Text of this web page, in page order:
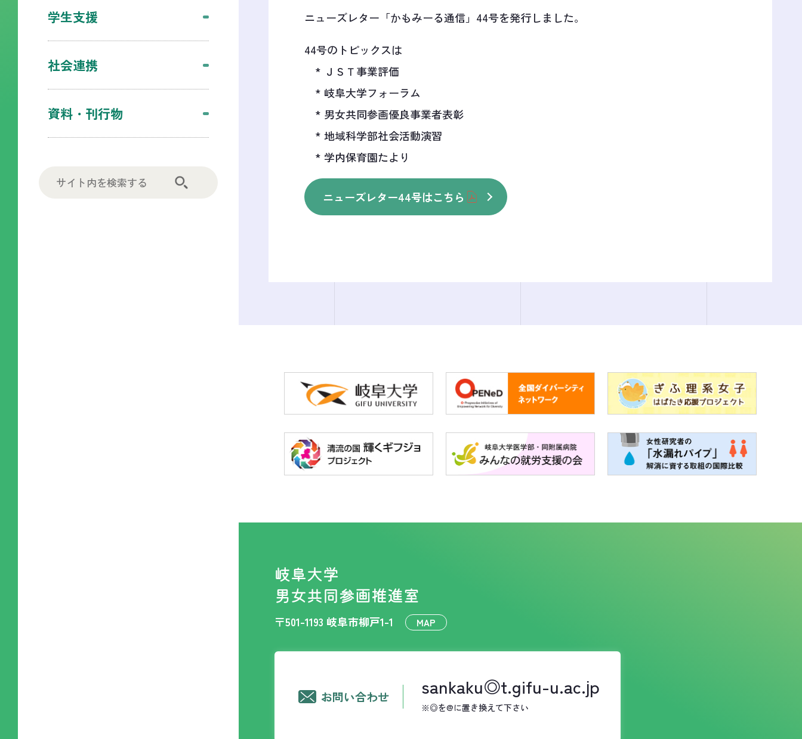
学生支援
社会連携
資料・刊行物
ニューズレター「かもみーる通信」44号を発行しました。
44号のトピックスは
* ＪＳＴ事業評価
* 岐阜大学フォーラム
* 男女共同参画優良事業者表彰
* 地域科学部社会活動演習
* 学内保育園たより
ニューズレター44号はこちら
岐阜大学
男女共同参画推進室
〒501-1193 岐阜市柳戸1-1 MAP
お問い合わせ sankaku◎t.gifu-u.ac.jp
※◎を@に置き換えて下さい